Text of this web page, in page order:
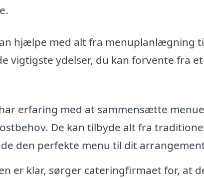
hjælpe med alt fra menuplanlægning
vigtigste ydelser, du kan forvente fra et
erfaring med at sammensætte
De kan tilbyde alt fra
den perfekte menu til dit
er klar, sørger cateringfirmaet for, at